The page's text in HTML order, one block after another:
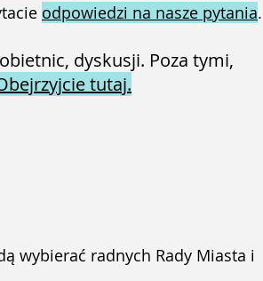
odpowiedzi na nasze pytania.
dyskusji. Poza tymi,
tutaj.
wybierać radnych Rady Miasta i